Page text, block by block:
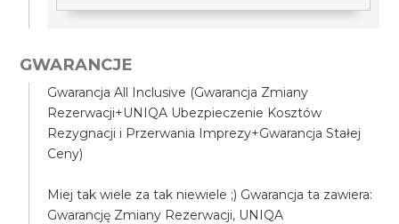
GWARANCJE
Gwarancja All Inclusive (Gwarancja Zmiany
Rezerwacji+UNIQA Ubezpieczenie Kosztów
Rezygnacji i Przerwania Imprezy+Gwarancja Stałej
Ceny)
Miej tak wiele za tak niewiele ;) Gwarancja ta zawiera:
Gwarancję Zmiany Rezerwacji, UNIQA